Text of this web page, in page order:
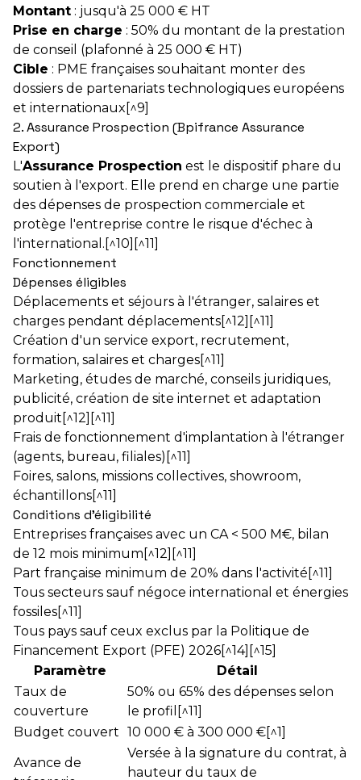
Montant : jusqu'à 25 000 € HT
Prise en charge : 50% du montant de la prestation
de conseil (plafonné à 25 000 € HT)
Cible : PME françaises souhaitant monter des
dossiers de partenariats technologiques européens
et internationaux[^9]
2. Assurance Prospection (Bpifrance Assurance
Export)
L'Assurance Prospection est le dispositif phare du
soutien à l'export. Elle prend en charge une partie
des dépenses de prospection commerciale et
protège l'entreprise contre le risque d'échec à
l'international.[^10][^11]
Fonctionnement
Dépenses éligibles
Déplacements et séjours à l'étranger, salaires et
charges pendant déplacements[^12][^11]
Création d'un service export, recrutement,
formation, salaires et charges[^11]
Marketing, études de marché, conseils juridiques,
publicité, création de site internet et adaptation
produit[^12][^11]
Frais de fonctionnement d'implantation à l'étranger
(agents, bureau, filiales)[^11]
Foires, salons, missions collectives, showroom,
échantillons[^11]
Conditions d'éligibilité
Entreprises françaises avec un CA < 500 M€, bilan
de 12 mois minimum[^12][^11]
Part française minimum de 20% dans l'activité[^11]
Tous secteurs sauf négoce international et énergies
fossiles[^11]
Tous pays sauf ceux exclus par la Politique de
Financement Export (PFE) 2026[^14][^15]
Paramètre
Détail
Taux de
couverture
50% ou 65% des dépenses selon
le profil[^11]
Budget couvert 10 000 € à 300 000 €[^1]
Avance de
Versée à la signature du contrat, à
hauteur du taux de